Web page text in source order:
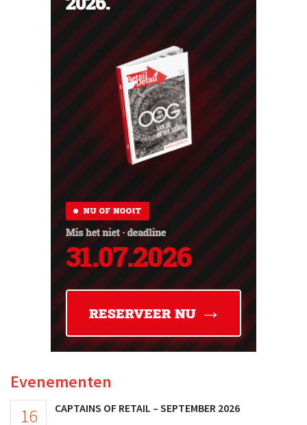
Evenementen
16 CAPTAINS OF RETAIL – SEPTEMBER 2026